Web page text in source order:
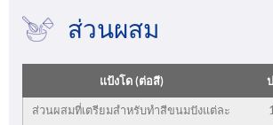
ส่วนผสม
แป้งโด (ต่อสี)
ส่วนผสมที่เตรียมสำหรับทำสีขนมปังแต่ละ